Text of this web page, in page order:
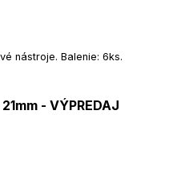
nástroje. Balenie: 6ks.
- VÝPREDAJ